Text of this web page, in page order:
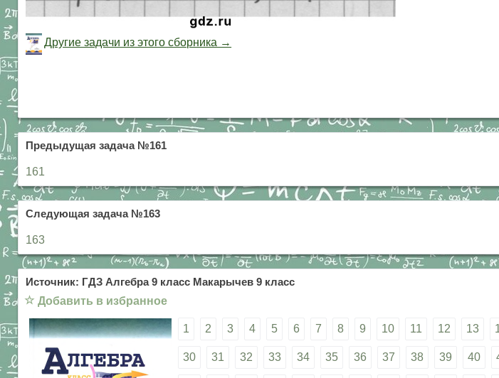
Другие задачи из этого сборника →
Предыдущая задача №161
161
Следующая задача №163
163
Источник: ГДЗ Алгебра 9 класс Макарычев 9 класс
☆ Добавить в избранное
1 2 3 4 5 6 7 8 9 10 11 12 13
30 31 32 33 34 35 36 37 38 39 40